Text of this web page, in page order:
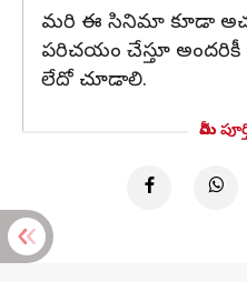
మరి ఈ సినిమా కూడా
పరిచయం చేస్తూ అందరికీ
లేదో చూడాలి.
మీరు